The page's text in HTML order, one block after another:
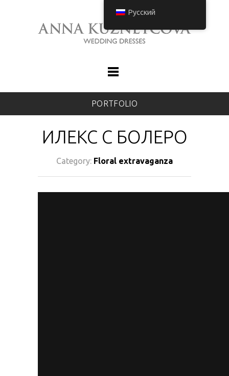
PORTFOLIO
ИЛЕКС С БОЛЕРО
Category: Floral extravaganza
Русский